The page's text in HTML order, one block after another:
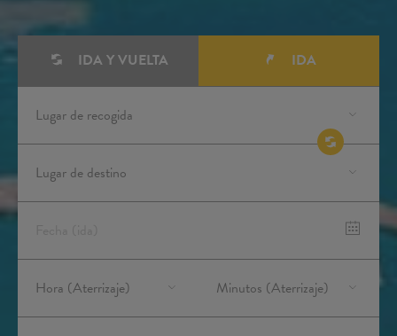
IDA Y VUELTA IDA